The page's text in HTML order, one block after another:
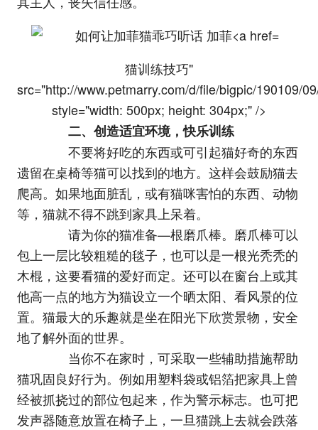
猫训练技巧"
src="http://www.petmarry.com/d/file/bigpic/190109/
style="width: 500px; height: 304px;" />
二、创造适宜环境，快乐训练
不要将好吃的东西或可引起猫好奇的东西
遗留在桌椅等猫可以找到的地方。这样会鼓励猫去
爬高。如果地面脏乱，或有猫咪害怕的东西、动物
等，猫就不得不跳到家具上呆着。
请为你的猫准备—根磨爪棒。磨爪棒可以
包上一层比较粗糙的毯子，也可以是一根光秃秃的
木棍，这要看猫的爱好而定。还可以在窗台上或其
他高一点的地方为猫设立一个晒太阳、看风景的位
置。猫最大的乐趣就是坐在阳光下欣赏景物，安全
地了解外面的世界。
当你不在家时，可采取一些辅助措施帮助
猫巩固良好行为。例如用塑料袋或铝箔把家具上曾
经被抓挠过的部位包起来，作为警示标志。也可把
发声器随意放置在椅子上，一旦猫跳上去就会跌落